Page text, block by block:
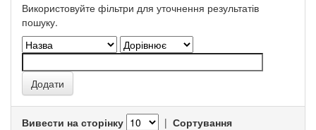
Використовуйте фільтри для уточнення результатів
пошуку.
Вивести на сторінку | Сортування